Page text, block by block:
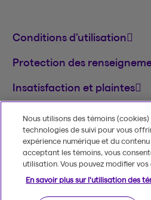
Conditions d’utilisation
Protection des
Insatisfaction et plaintes
© 2020-2026, Beneva inc. MD
Beneva sont des marques
Groupe Beneva inc.
Nous utilisons des témoins (cookies)
technologies de suivi pour vous
expérience numérique et du
acceptant les témoins, vous
utilisation. Vous pouvez modifier
En savoir plus sur l'utilisation des